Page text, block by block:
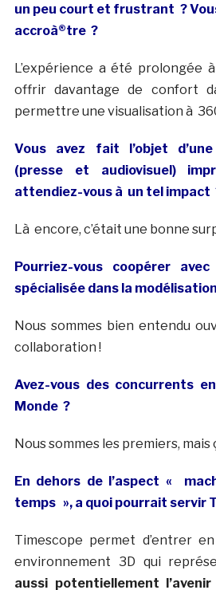
un peu court et frustrant ?
accroà®tre ?
L’expérience a été prolongée
offrir davantage de confort
permettre une visualisation à
Vous avez fait l’objet
(presse et audiovisuel)
attendiez-vous à un tel impact
Là encore, c’était une bonne
Pourriez-vous coopérer
spécialisée dans la
Nous sommes bien entendu
collaboration !
Avez-vous des concurrents
Monde ?
Nous sommes les premiers, mais
En dehors de l’aspect «
temps », a quoi pourrait servir
Timescope permet d’entrer
environnement 3D qui
aussi potentiellement l’avenir